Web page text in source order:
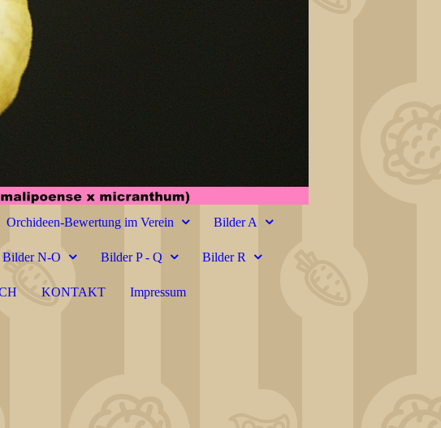
Orchideen-Bewertung im Verein Bilder A
Bilder N-O Bilder P - Q Bilder R
KONTAKT Impressum